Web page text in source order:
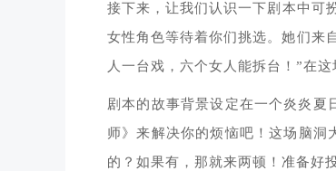
接下来，让我们认识一下剧本中可
女性角色等待着你们挑选。她们来
人一台戏，六个女人能拆台！”在
剧本的故事背景设定在一个炎炎夏
师》来解决你的烦恼吧！这场脑洞
的？如果有，那就来两顿！准备好